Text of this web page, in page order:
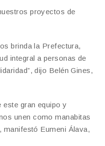
proyectos de
brinda la Prefectura,
integral a personas de
dijo Belén Gines,
este gran equipo y
unen como manabitas
manifestó Eumeni Álava,